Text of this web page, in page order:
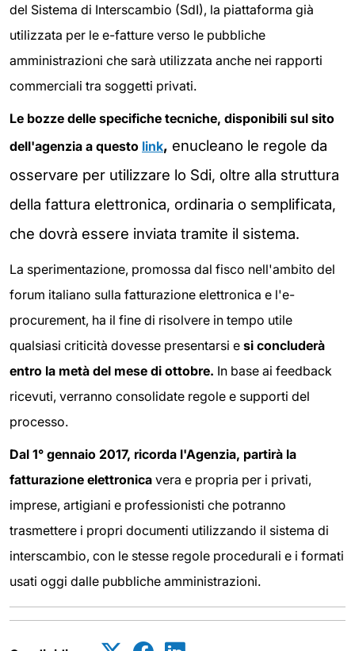
del Sistema di Interscambio (SdI), la piattaforma già
utilizzata per le e-fatture verso le pubbliche
amministrazioni che sarà utilizzata anche nei rapporti
commerciali tra soggetti privati.
Le bozze delle specifiche tecniche, disponibili sul sito
dell'agenzia a questo link, enucleano le regole da
osservare per utilizzare lo Sdi, oltre alla struttura
della fattura elettronica, ordinaria o semplificata,
che dovrà essere inviata tramite il sistema.
La sperimentazione, promossa dal fisco nell'ambito del
forum italiano sulla fatturazione elettronica e l'e-
procurement, ha il fine di risolvere in tempo utile
qualsiasi criticità dovesse presentarsi e si concluderà
entro la metà del mese di ottobre. In base ai feedback
ricevuti, verranno consolidate regole e supporti del
processo.
Dal 1° gennaio 2017, ricorda l'Agenzia, partirà la
fatturazione elettronica vera e propria per i privati,
imprese, artigiani e professionisti che potranno
trasmettere i propri documenti utilizzando il sistema di
interscambio, con le stesse regole procedurali e i formati
usati oggi dalle pubbliche amministrazioni.